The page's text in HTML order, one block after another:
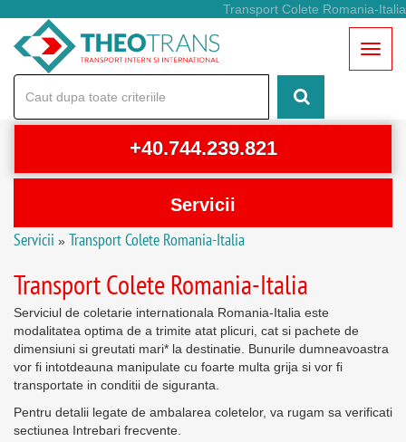
Transport Colete Romania-Italia
+40.744.239.821
Servicii
Transport Auto pe Platforma
Transport Persoane Romania-Italia
Transport Colete Romania-Italia
Transport Mutari Complete
Inchirieri Microbuze
Servicii » Transport Colete Romania-Italia
Transport Colete Romania-Italia
Serviciul de coletarie internationala Romania-Italia este
modalitatea optima de a trimite atat plicuri, cat si pachete de
dimensiuni si greutati mari* la destinatie. Bunurile dumneavoastra
vor fi intotdeauna manipulate cu foarte multa grija si vor fi
transportate in conditii de siguranta.
Pentru detalii legate de ambalarea coletelor, va rugam sa verificati
sectiunea Intrebari frecvente.